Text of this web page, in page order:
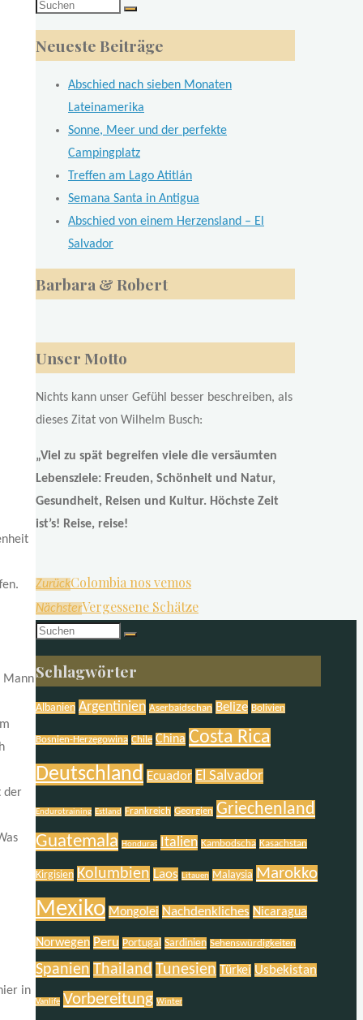
Mann
der
in
Suchen
nach:
Neueste Beiträge
Abschied nach sieben Monaten
Lateinamerika
Sonne, Meer und der perfekte
Campingplatz
Treffen am Lago Atitlán
Semana Santa in Antigua
Abschied von einem Herzensland – El
Salvador
Barbara & Robert
Unser Motto
Nichts kann unser Gefühl besser beschreiben, als
dieses Zitat von Wilhelm Busch:
„Viel zu spät begreifen viele die versäumten
Lebensziele: Freuden, Schönheit und Natur,
Gesundheit, Reisen und Kultur. Höchste Zeit
ist’s! Reise, reise!
ZurückColombia nos vemos
NächsterVergessene Schätze
Suchen
nach:
Schlagwörter
Albanien Argentinien Aserbaidschan Belize Bolivien
Bosnien-Herzegowina Chile China Costa Rica
Deutschland Ecuador El Salvador
Endurotraining Estland Frankreich Georgien Griechenland
Guatemala Honduras Italien Kambodscha Kasachstan
Kirgisien Kolumbien Laos Litauen Malaysia Marokko
Mexiko Mongolei Nachdenkliches Nicaragua
Norwegen Peru Portugal Sardinien Sehenswürdigkeiten
Spanien Thailand Tunesien Türkei Usbekistan
Vanlife Vorbereitung Winter